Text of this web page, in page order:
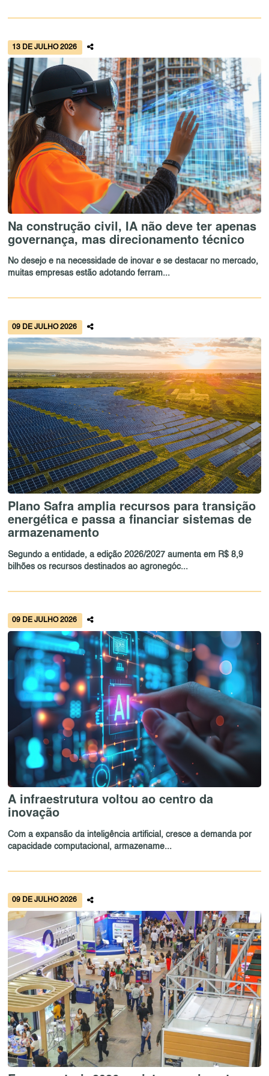
13 DE JULHO 2026
Na construção civil, IA não deve ter apenas
governança, mas direcionamento técnico
No desejo e na necessidade de inovar e se destacar no mercado,
muitas empresas estão adotando ferram...
09 DE JULHO 2026
Plano Safra amplia recursos para transição
energética e passa a financiar sistemas de
armazenamento
Segundo a entidade, a edição 2026/2027 aumenta em R$ 8,9
bilhões os recursos destinados ao agronegóc...
09 DE JULHO 2026
A infraestrutura voltou ao centro da
inovação
Com a expansão da inteligência artificial, cresce a demanda por
capacidade computacional, armazename...
09 DE JULHO 2026